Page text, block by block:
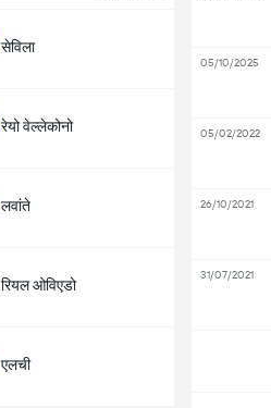
सेविला
रेयो वेल्लेकोनो
लवांते
रियल ओविएडो
एलची
05/10/2025
05/02/2022
26/10/2021
31/07/2021